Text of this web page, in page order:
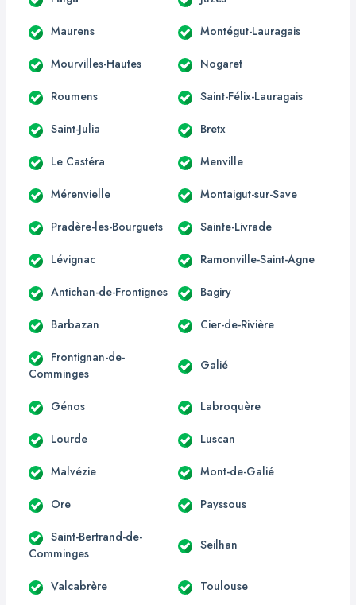
Maurens Montégut-Lauragais
Mourvilles-Hautes Nogaret
Roumens Saint-Félix-Lauragais
Saint-Julia Bretx
Le Castéra Menville
Mérenvielle Montaigut-sur-Save
Pradère-les-Bourguets Sainte-Livrade
Lévignac Ramonville-Saint-Agne
Antichan-de-Frontignes Bagiry
Barbazan Cier-de-Rivière
Frontignan-de-
Comminges
Galié
Génos Labroquère
Lourde Luscan
Malvézie Mont-de-Galié
Ore Payssous
Saint-Bertrand-de-
Comminges
Seilhan
Valcabrère Toulouse